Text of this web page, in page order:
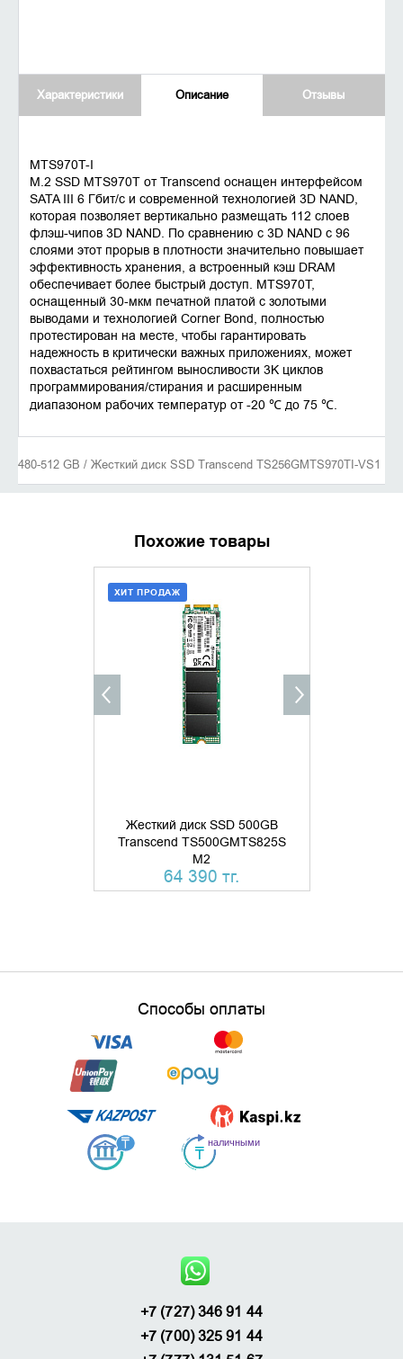
Характеристики Описание Отзывы
MTS970T-I
M.2 SSD MTS970T от Transcend оснащен интерфейсом
SATA III 6 Гбит/с и современной технологией 3D NAND,
которая позволяет вертикально размещать 112 слоев
флэш-чипов 3D NAND. По сравнению с 3D NAND с 96
слоями этот прорыв в плотности значительно повышает
эффективность хранения, а встроенный кэш DRAM
обеспечивает более быстрый доступ. MTS970T,
оснащенный 30-мкм печатной платой с золотыми
выводами и технологией Corner Bond, полностью
протестирован на месте, чтобы гарантировать
надежность в критически важных приложениях, может
похвастаться рейтингом выносливости 3K циклов
программирования/стирания и расширенным
диапазоном рабочих температур от -20 ℃ до 75 ℃.
480-512 GB / Жесткий диск SSD Transcend TS256GMTS970TI-VS1
Похожие товары
Жесткий диск SSD 500GB
Transcend TS500GMTS825S
M2
64 390 тг.
ХИТ ПРОДАЖ
ДОБАВИТЬ В КОРЗИНУ
КУПИТЬ В 1 КЛИК
Способы оплаты
+7 (727) 346 91 44
+7 (700) 325 91 44